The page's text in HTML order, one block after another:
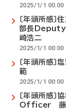
2025/1/1 00:00
〔年頭所感
部長
崎浩二
2025/1/1 00:00
〔年頭所感
範
2025/1/1 00:00
〔年頭所感
Officer 藤